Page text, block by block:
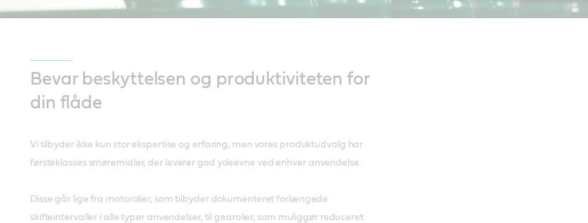
Bevar beskyttelsen og produktiviteten for
din flåde
Vi tilbyder ikke kun stor ekspertise og erfaring, men vores produktudvalg har
førsteklasses smøremidler, der leverer god ydeevne ved enhver anvendelse.
Disse går lige fra motorolier, som tilbyder dokumenteret forlængede
skifteintervaller i alle typer anvendelser, til gearolier, som muliggør reduceret